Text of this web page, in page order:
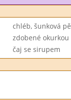
chléb, šunková
zdobené okurkou
čaj se sirupem